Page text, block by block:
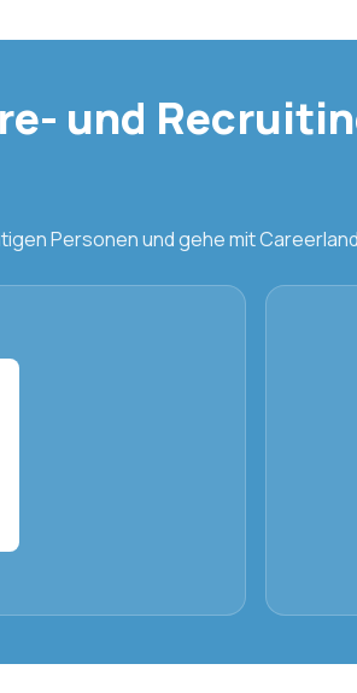
und
Personen und gehe mit